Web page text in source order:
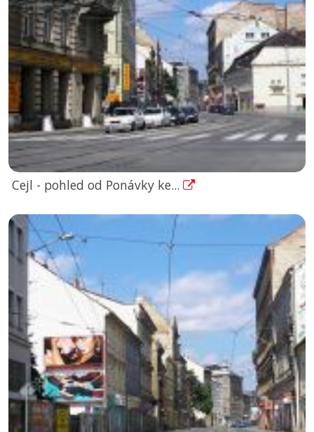
Cejl - pohled od Ponávky ke...